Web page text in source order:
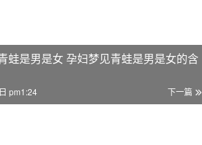
蛙是男是女 孕妇梦见青蛙是男是女的含
下一篇
pm1:24